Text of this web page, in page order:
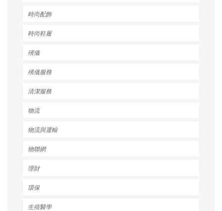
時尚配飾
時尚鞋履
殯儀
殯儀服務
清潔服務
物流
物流與運輸
物聯網
理財
環保
生殖醫學